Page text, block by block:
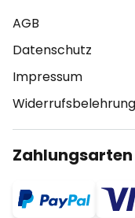
AGB
Datenschutz
Impressum
Widerrufsbelehrung
Zahlungsarten